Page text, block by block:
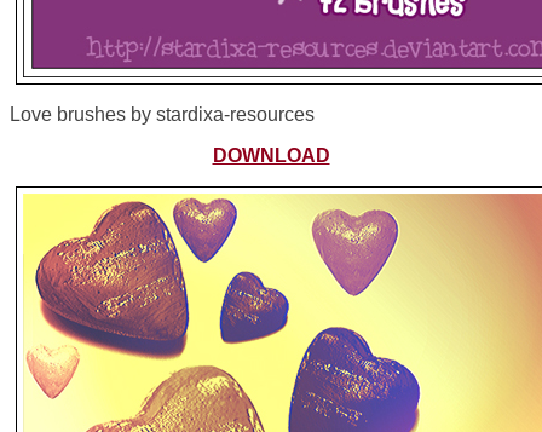
Love brushes by stardixa-resources
DOWNLOAD